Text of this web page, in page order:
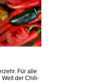
Für alle
Welt der Chili-